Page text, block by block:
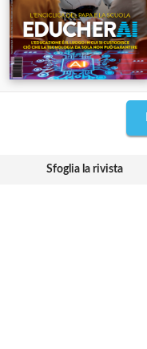
Sfoglia la rivista